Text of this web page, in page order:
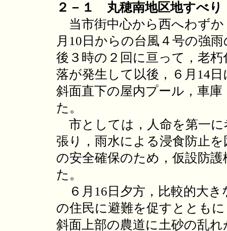
２－１ 丸穂南地区地すべり
当市街中心から西へわずか
月10日からの台風４号の強
後３時の２回に亘って，老
落が発生して以後，６月14
斜面直下の屋内プール，車
た。
市としては，人命を第一に
張り，雨水による浸食防止
の安全確保のため，仮設防
た。
６月16日夕方，比較的大き
の住民に避難を促すととも
斜面上部の農道に土砂の乱